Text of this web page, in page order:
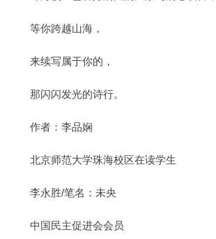
等你跨越山海，
来续写属于你的，
那闪闪发光的诗行。
作者：李品娴
北京师范大学珠海校区在读学生
李永胜/笔名：未央
中国民主促进会会员